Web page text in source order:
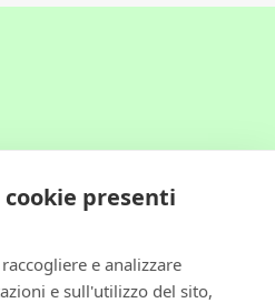
presenti
e analizzare
e sull'utilizzo del sito,